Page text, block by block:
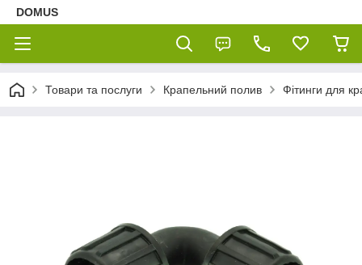
DOMUS
Товари та послуги Крапельний полив Фітинги для